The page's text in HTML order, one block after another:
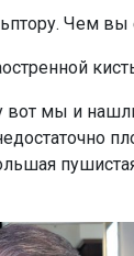
Чем вы
вот мы и